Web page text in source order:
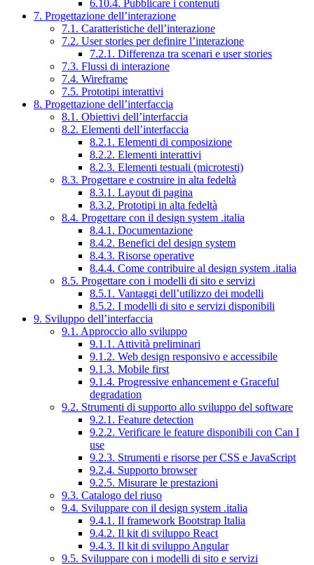
6.10.4. Pubblicare i contenuti
7. Progettazione dell’interazione
7.1. Caratteristiche dell’interazione
7.2. User stories per definire l’interazione
7.2.1. Differenza tra scenari e user stories
7.3. Flussi di interazione
7.4. Wireframe
7.5. Prototipi interattivi
8. Progettazione dell’interfaccia
8.1. Obiettivi dell’interfaccia
8.2. Elementi dell’interfaccia
8.2.1. Elementi di composizione
8.2.2. Elementi interattivi
8.2.3. Elementi testuali (microtesti)
8.3. Progettare e costruire in alta fedeltà
8.3.1. Layout di pagina
8.3.2. Prototipi in alta fedeltà
8.4. Progettare con il design system .italia
8.4.1. Documentazione
8.4.2. Benefici del design system
8.4.3. Risorse operative
8.4.4. Come contribuire al design system .italia
8.5. Progettare con i modelli di sito e servizi
8.5.1. Vantaggi dell’utilizzo dei modelli
8.5.2. I modelli di sito e servizi disponibili
9. Sviluppo dell’interfaccia
9.1. Approccio allo sviluppo
9.1.1. Attività preliminari
9.1.2. Web design responsivo e accessibile
9.1.3. Mobile first
9.1.4. Progressive enhancement e Graceful
degradation
9.2. Strumenti di supporto allo sviluppo del software
9.2.1. Feature detection
9.2.2. Verificare le feature disponibili con Can I
use
9.2.3. Strumenti e risorse per CSS e JavaScript
9.2.4. Supporto browser
9.2.5. Misurare le prestazioni
9.3. Catalogo del riuso
9.4. Sviluppare con il design system .italia
9.4.1. Il framework Bootstrap Italia
9.4.2. Il kit di sviluppo React
9.4.3. Il kit di sviluppo Angular
9.5. Sviluppare con i modelli di sito e servizi